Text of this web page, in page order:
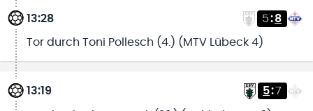
13:28 5:8
Tor durch Toni Pollesch (4.) (MTV Lübeck 4)
13:19 5:7